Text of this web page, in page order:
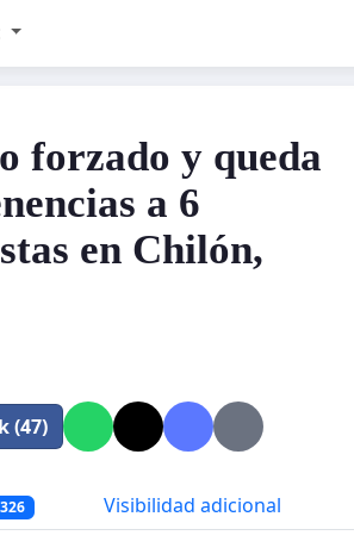
forzado y queda
a 6
en Chilón,
(47)
326 Visibilidad adicional